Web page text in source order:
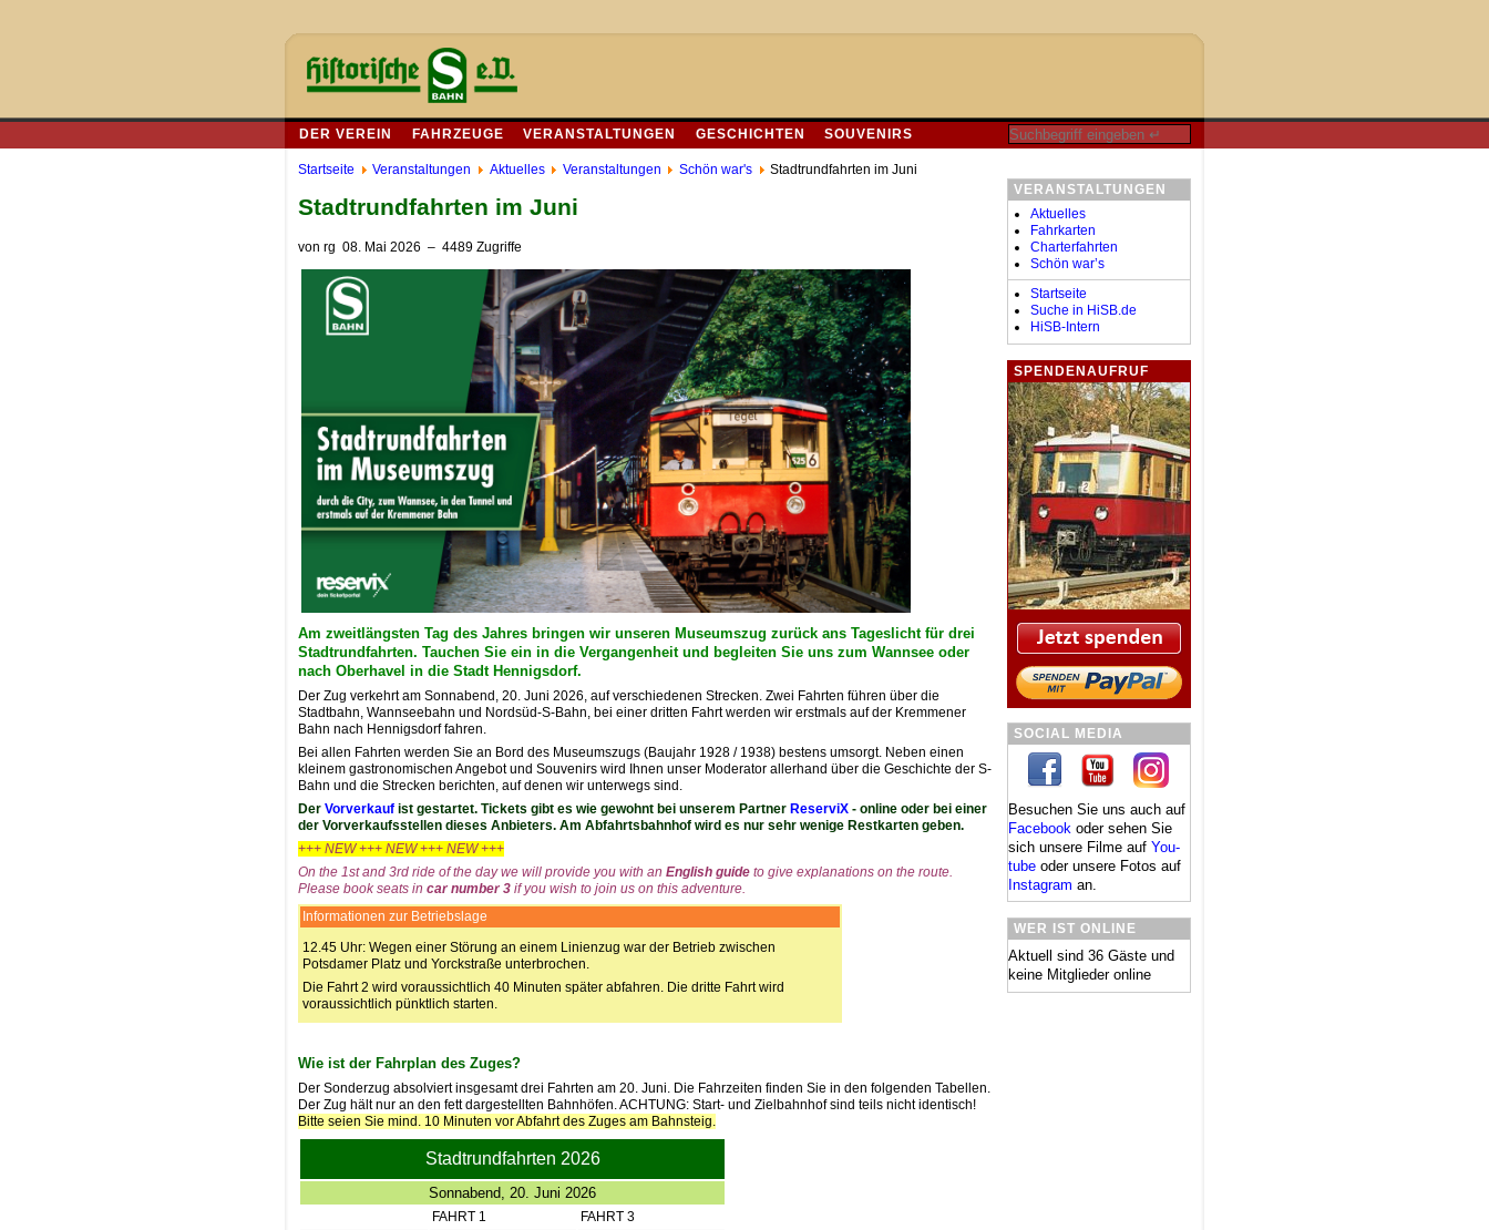
DER VEREIN FAHRZEUGE VERANSTALTUNGEN GESCHICHTEN SOUVENIRS
VERANSTALTUNGEN
Aktuelles
Fahrkarten
Charterfahrten
Schön war’s
Startseite
Suche in HiSB.de
HiSB-Intern
SPENDENAUFRUF
SOCIAL MEDIA
Besuchen Sie uns auch auf
Facebook oder se­hen Sie
sich un­se­re Fil­me auf You­
tube oder un­se­re Fo­tos auf
In­sta­gram an.
WER IST ONLINE
Aktuell sind 36 Gäste und
keine Mitglieder online
Startseite Veranstaltungen Aktuelles Veranstaltungen Schön war's Stadtrundfahrten im Juni
Stadtrundfahrten im Juni
von rg 08. Mai 2026 – 4489 Zugriffe
Am zweitlängsten Tag des Jahres bringen wir unseren Museumszug zurück ans Tageslicht für drei
Stadtrundfahrten. Tauchen Sie ein in die Vergangenheit und begleiten Sie uns zum Wannsee oder
nach Oberhavel in die Stadt Hennigsdorf.
Der Zug verkehrt am Sonnabend, 20. Juni 2026, auf verschiedenen Strecken. Zwei Fahrten führen über die
Stadtbahn, Wannseebahn und Nordsüd-S-Bahn, bei einer dritten Fahrt werden wir erstmals auf der Kremmener
Bahn nach Hennigsdorf fahren.
Bei allen Fahrten werden Sie an Bord des Museumszugs (Baujahr 1928 / 1938) bestens umsorgt. Neben einen
kleinem gastronomischen Angebot und Souvenirs wird Ihnen unser Moderator allerhand über die Geschichte der S-
Bahn und die Strecken berichten, auf denen wir unterwegs sind.
Der Vorverkauf ist gestartet. Tickets gibt es wie gewohnt bei unserem Partner ReserviX - online oder bei einer
der Vorverkaufsstellen dieses Anbieters. Am Abfahrtsbahnhof wird es nur sehr wenige Restkarten geben.
+++ NEW +++ NEW +++ NEW +++
On the 1st and 3rd ride of the daywe will provide you with an English guide to give explanations on the route.
Please book seats in car number 3 if you wish to join us on this adventure.
Informationen zur Betriebslage
12.45 Uhr: Wegen einer Störung an einem Linienzug war der Betrieb zwischen
Potsdamer Platz und Yorckstraße unterbrochen.
Die Fahrt 2 wird voraussichtlich 40 Minuten später abfahren. Die dritte Fahrt wird
voraussichtlich pünktlich starten.
Wie ist der Fahrplan des Zuges?
Der Sonderzug absolviert insgesamt drei Fahrten am 20. Juni. Die Fahrzeiten finden Sie in den folgenden Tabellen.
Der Zug hält nur an den fett dargestellten Bahnhöfen. ACHTUNG: Start- und Zielbahnhof sind teils nicht identisch!
Bitte seien Sie mind. 10 Minuten vor Abfahrt des Zuges am Bahnsteig.
Stadtrundfahrten 2026
Sonnabend, 20. Juni 2026
FAHRT 1
FAHRT 3